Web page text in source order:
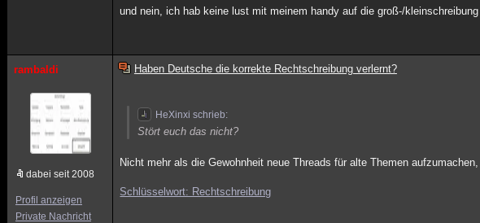
und nein, ich hab keine lust mit meinem handy auf die groß-/
rambaldi
dabei seit 2008
Profil anzeigen
Private Nachricht
Haben Deutsche die korrekte Rechtschreibung verlernt?
HeXinxi schrieb:
Stört euch das nicht?
Nicht mehr als die Gewohnheit neue Threads für alte Themen
Schlüsselwort: Rechtschreibung